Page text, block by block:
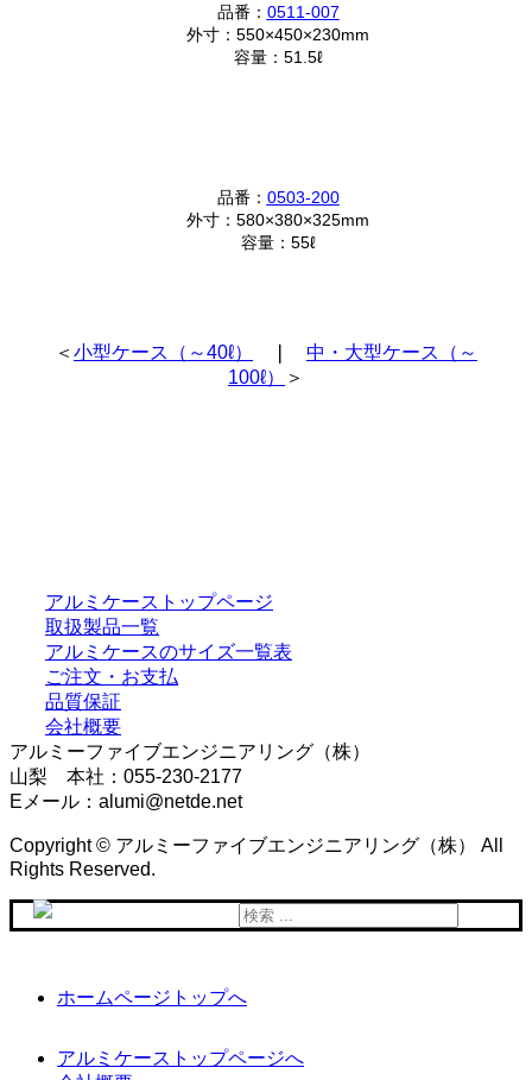
品番： 0511-007
外寸：550×450×230mm
容量：51.5ℓ
品番： 0503-200
外寸：580×380×325mm
容量：55ℓ
＜ 小型ケース（～40ℓ）
中・大型ケース（～
100ℓ）
＞
アルミケーストップページ
取扱製品一覧
アルミケースのサイズ一覧表
ご注文・お支払
品質保証
会社概要
アルミーファイブエンジニアリング（株）
山梨 本社：055-230-2177
Eメール：alumi@netde.net
Copyright © アルミーファイブエンジニアリング（株） All
Rights Reserved.
検
索
ホームページトップへ
アルミケーストップページへ